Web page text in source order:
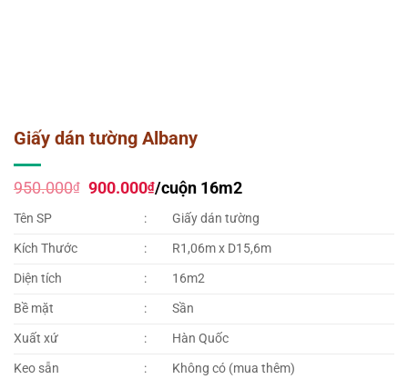
Giấy dán tường Albany
950.000₫ Giá
900.000₫Giá
hiện
tại
900.000₫.
/cuộn 16m2
Tên SP :
Giấy dán tường
Kích Thước
:
R1,06m x D15,6m
Diện tích
:
16m2
Bề mặt
:
Sần
Xuất xứ
:
Hàn Quốc
Keo sẵn
:
Không có (mua thêm)